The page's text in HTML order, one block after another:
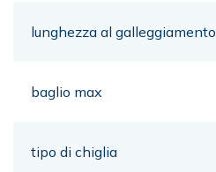
lunghezza al galleggiamento
baglio max
tipo di chiglia